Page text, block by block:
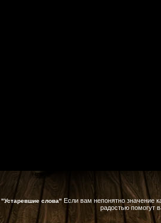
"Устаревшие слова" Если вам непонятно значение
радостью помогут